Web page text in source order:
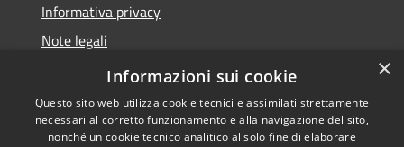
Informativa privacy
Note legali
Dichiarazione di accessibilità
×
Informazioni sui cookie
Questo sito web utilizza cookie tecnici e assimilati strettamente
necessari al corretto funzionamento e alla navigazione del sito,
nonché un cookie tecnico analitico al solo fine di elaborare